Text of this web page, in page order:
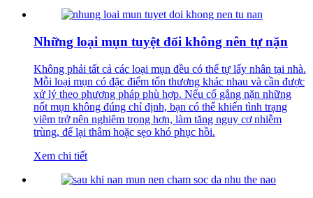
Những loại mụn tuyệt đối không nên tự nặn
Không phải tất cả các loại mụn đều có thể tự lấy nhân tại nhà.
Mỗi loại mụn có đặc điểm tổn thương khác nhau và cần được
xử lý theo phương pháp phù hợp. Nếu cố gắng nặn những
nốt mụn không đúng chỉ định, bạn có thể khiến tình trạng
viêm trở nên nghiêm trọng hơn, làm tăng nguy cơ nhiễm
trùng, để lại thâm hoặc sẹo khó phục hồi.
Xem chi tiết